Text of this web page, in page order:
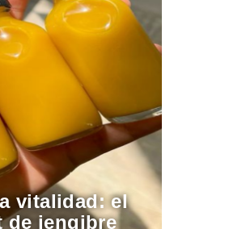
vitalidad: el
de jengibre